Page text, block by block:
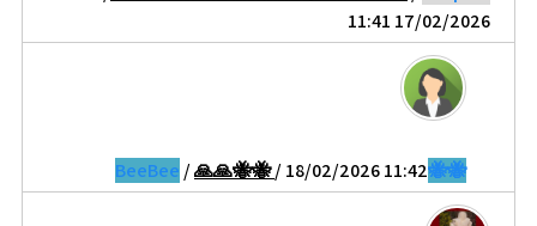
17/02/2026 11:41
🐝🐝BeeBee
/🙏🙏🐝🐝/ 18/02/2026 11:42